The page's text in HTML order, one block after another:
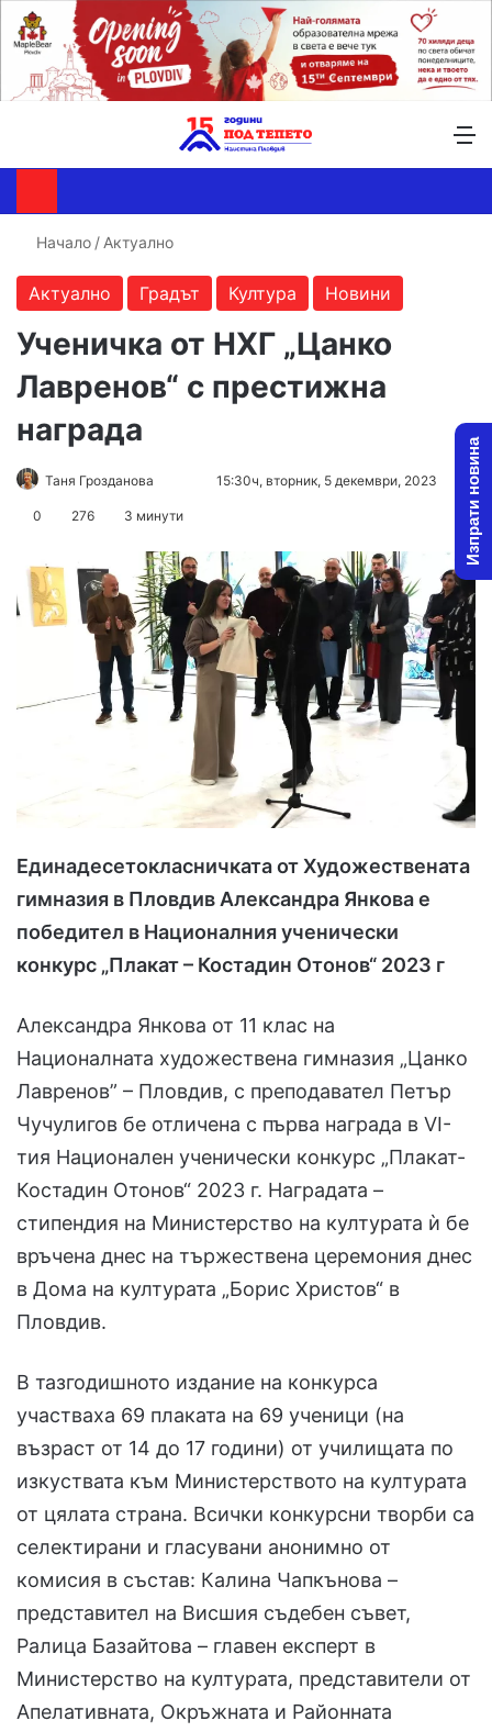
Начало / Актуално
Актуално Градът Култура Новини
Ученичка от НХГ „Цанко
Лавренов“ с престижна
награда
Таня Грозданова
Send15:30ч, вторник, 5 декември, 2023
0 276 3 минути
Eдинадесетокласничката от Художествената
гимназия в Пловдив Александра Янкова е
победител в Националния ученически
конкурс „Плакат – Костадин Отонов“ 2023 г
Александра Янкова от 11 клас на
Националната художествена гимназия „Цанко
Лавренов” – Пловдив, с преподавател Петър
Чучулигов бе отличена с първа награда в VI-
тия Национален ученически конкурс „Плакат-
Костадин Отонов“ 2023 г. Наградата –
стипендия на Министерство на културата ѝ бе
връчена днес на тържествена церемония днес
в Дома на културата „Борис Христов“ в
Пловдив.
В тазгодишното издание на конкурса
участваха 69 плаката на 69 ученици (на
възраст от 14 до 17 години) от училищата по
изкуствата към Министерството на културата
от цялата страна. Всички конкурсни творби са
селектирани и гласувани анонимно от
комисия в състав: Калина Чапкънова –
представител на Висшия съдебен съвет,
Ралица Базайтова – главен експерт в
Министерство на културата, представители от
Апелативната, Окръжната и Районната
Изпрати новина